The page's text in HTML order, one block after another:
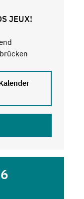
JEUX!